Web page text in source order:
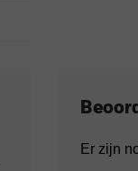
Er zijn